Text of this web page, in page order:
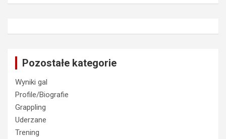
Pozostałe kategorie
Wyniki gal
Profile/Biografie
Grappling
Uderzane
Trening